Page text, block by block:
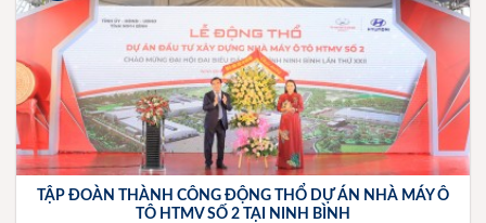
TẬP ĐOÀN THÀNH CÔNG ĐỘNG THỔ DỰ ÁN NHÀ MÁY Ô
TÔ HTMV SỐ 2 TẠI NINH BÌNH